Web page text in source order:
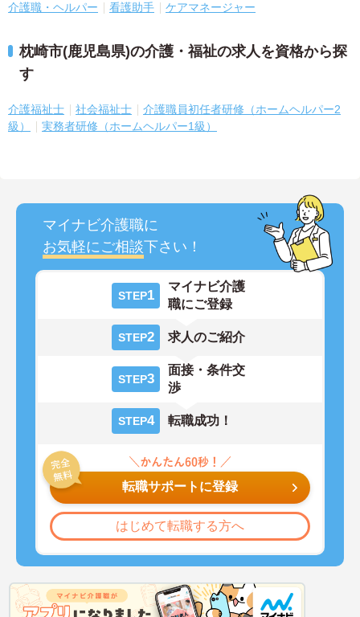
介護職・ヘルパー 看護助手 ケアマネージャー
枕崎市(鹿児島県)の介護・福祉の求人を資格から探
す
介護福祉士 社会福祉士
介護職員初任者研修（ホームヘルパー2
級）
実務者研修（ホームヘルパー1級）
マイナビ介護職に
お気軽にご相談下さい！
STEP1
マイナビ介護
職にご登録
STEP2 求人のご紹介
STEP3
面接・条件交
渉
STEP4 転職成功！
転職サポートに登録
はじめて転職する方へ